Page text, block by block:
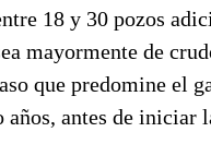
18 y 30 pozos
mayormente de
que predomine el
años, antes de iniciar